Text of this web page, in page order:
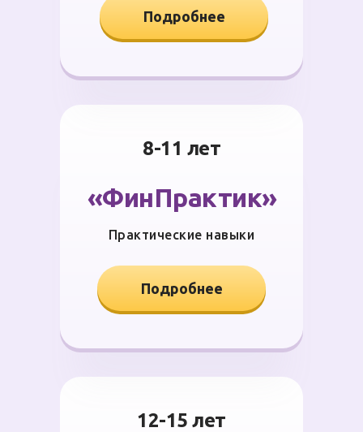
12-15 лет
«ФинПрактик»
Практические навыки
8-11 лет
Подробнее
Подробнее